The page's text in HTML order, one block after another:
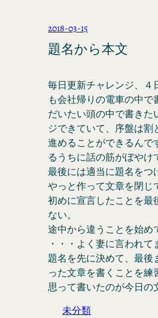
2018-03-15
題名から本文
毎日更新チャレンジ、４
も会社帰りの電車の中で
だいたい頭の中で書きた
ジできていて、序盤は割
進めることができるんで
るうちに話の筋がぼやけ
最後には適当に題名をつ
やっと作って文章を閉じ
初めに宣言したことを最
ない。
途中から違うことを始め
・・・よく妻に言われて
題名を先に決めて、最後
った文章を書くことを練
思って書いたのが今日の
未分類